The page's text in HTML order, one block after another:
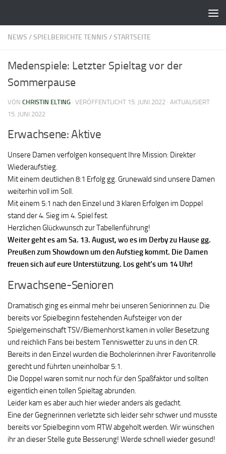
NEWS /SPIELBERICHTE TENNIS /STARTSEITE
Medenspiele: Letzter Spieltag vor der
Sommerpause
VON CHRISTIN ELTING · VERÖFFENTLICHT 15. JUNI 2022 · AKTUALISIERT
15. JUNI 2022
Erwachsene: Aktive
Unsere Damen verfolgen konsequent Ihre Mission: Direkter
Wiederaufstieg.
Mit einem deutlichen 8:1 Erfolg gg. Grunewald sind unsere Damen
weiterhin voll im Soll.
Mit einem 5:1 nach den Einzel und 3 klaren Erfolgen im Doppel
stand der 4. Sieg im 4. Spiel fest.
Herzlichen Glückwunsch zur Tabellenführung!
Weiter geht es am Sa. 13. August, wo es im Derby zu Hause gg.
Preußen zum Showdown um den Aufstieg kommt. Die Damen
freuen sich auf eure Unterstützung. Los geht’s um 14 Uhr!
Erwachsene-Senioren
Dramatisch ging es einmal mehr bei unseren Seniorinnen zu. Die
bereits vor Spielbeginn festehenden Aufsteiger von der
Spielgemeinschaft TSV/Biemenhorst kamen in voller Besetzung
und reichlich Fans bei bestem Tenniswetter zu uns in den CR.
Bereits in den Einzel wurden die Bocholerinnen ihrer Favoritenrolle
gerecht und führten uneinholbar 5:1.
Die Doppel waren somit nur noch für den Spaßfaktor und sollten
eigentlich einen tollen Spieltag abrunden.
Leider kam es aber auch hier wieder anders als gedacht.
Eine der Gegnerinnen verletzte sich leider sehr schwer und musste
bereits vor Spielbeginn vom RTW abgeholt werden. Wir wünschen
ihr an dieser Stelle gute Besserung! Werde schnell wieder gesund!